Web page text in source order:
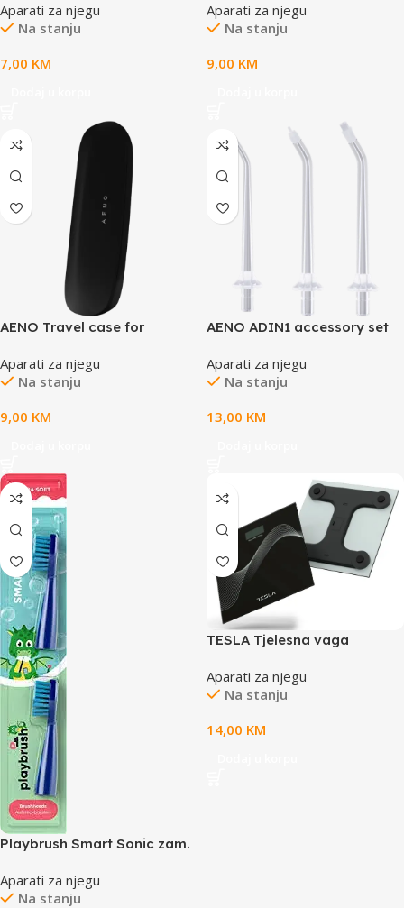
Dupont bristles, 2pcs in set
(for ADB0004/ADB0006 and
Aparati za njegu
Na stanju
7,00 KM
Dupont bristles, 2pcs in set
(for ADB0002S/ADB0001S)
Aparati za njegu
Na stanju
9,00 KM
AENO Travel case for
Black, for ADB0003,
ADB0004, ADB0005,
Aparati za njegu
Na stanju
9,00 KM
AENO ADIN1 accessory set
Aparati za njegu
Na stanju
13,00 KM
Playbrush Smart Sonic zam.
kom u pakovanju
Aparati za njegu
Na stanju
TESLA Tjelesna vaga
2XAAA bater.Jedinica: kg/lb;
Aparati za njegu
Na stanju
14,00 KM